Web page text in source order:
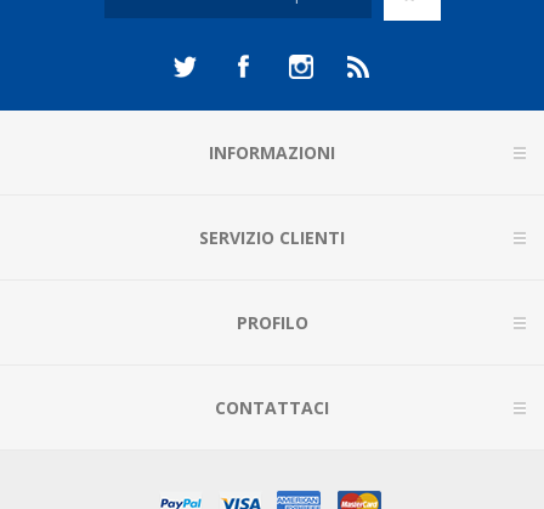
INFORMAZIONI
SERVIZIO CLIENTI
PROFILO
CONTATTACI